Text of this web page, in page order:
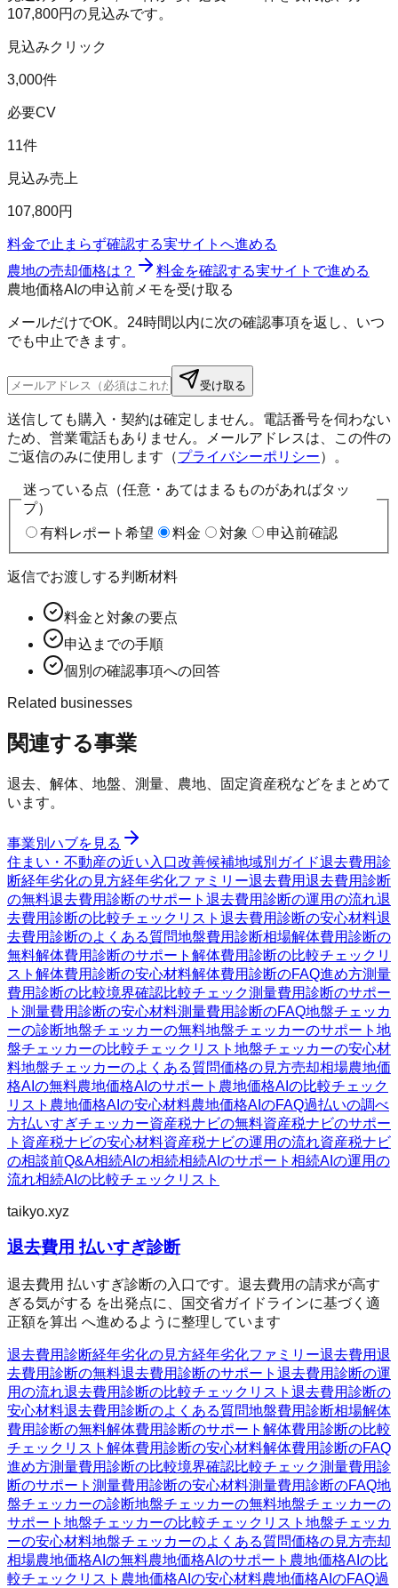
107,800円の見込みです。
見込みクリック
3,000件
必要CV
11件
見込み売上
107,800円
料金で止まらず確認する実サイトへ進める
農地の売却価格は？
料金を確認する実サイトで進める
農地価格AIの申込前メモを受け取る
メールだけでOK。24時間以内に次の確認事項を返し、いつ
でも中止できます。
受け取る
送信しても購入・契約は確定しません。電話番号を伺わない
ため、営業電話もありません。メールアドレスは、この件の
ご返信のみに使用します（プライバシーポリシー）。
迷っている点（任意・あてはまるものがあればタッ
プ）
有料レポート希望
料金 対象 申込前確認
返信でお渡しする判断材料
料金と対象の要点
申込までの手順
個別の確認事項への回答
Related businesses
関連する事業
退去、解体、地盤、測量、農地、固定資産税などをまとめて
います。
事業別ハブを見る
住まい・不動産の近い入口改善候補地域別ガイド退去費用診
断経年劣化の見方経年劣化ファミリー退去費用退去費用診断
の無料退去費用診断のサポート 退去費用診断の運用の流れ退
去費用診断の比較チェックリスト 退去費用診断の安心材料退
去費用診断のよくある質問地盤費用診断相場解体費用診断の
無料解体費用診断のサポート 解体費用診断の比較チェックリ
スト 解体費用診断の安心材料解体費用診断のFAQ進め方測量
費用診断の比較境界確認比較チェック測量費用診断のサポー
ト 測量費用診断の安心材料測量費用診断のFAQ地盤チェッカ
ーの診断地盤チェッカーの無料地盤チェッカーのサポート 地
盤チェッカーの比較チェックリスト 地盤チェッカーの安心材
料地盤チェッカーのよくある質問価格の見方売却相場農地価
格AIの無料農地価格AIのサポート 農地価格AIの比較チェック
リスト 農地価格AIの安心材料農地価格AIのFAQ過払いの調べ
方払いすぎチェッカー資産税ナビの無料資産税ナビのサポー
ト 資産税ナビの安心材料資産税ナビの運用の流れ資産税ナビ
の相談前Q&A相続AIの相続相続AIのサポート 相続AIの運用の
流れ相続AIの比較チェックリスト
taikyo.xyz
退去費用 払いすぎ診断
退去費用 払いすぎ診断の入口です。退去費用の請求が高す
ぎる気がする を出発点に、国交省ガイドラインに基づく適
正額を算出 へ進めるように整理しています
退去費用診断経年劣化の見方経年劣化ファミリー退去費用退
去費用診断の無料退去費用診断のサポート 退去費用診断の運
用の流れ退去費用診断の比較チェックリスト 退去費用診断の
安心材料退去費用診断のよくある質問地盤費用診断相場解体
費用診断の無料解体費用診断のサポート 解体費用診断の比較
チェックリスト 解体費用診断の安心材料解体費用診断のFAQ
進め方測量費用診断の比較境界確認比較チェック測量費用診
断のサポート 測量費用診断の安心材料測量費用診断のFAQ地
盤チェッカーの診断地盤チェッカーの無料地盤チェッカーの
サポート 地盤チェッカーの比較チェックリスト 地盤チェッカ
ーの安心材料地盤チェッカーのよくある質問価格の見方売却
相場農地価格AIの無料農地価格AIのサポート 農地価格AIの比
較チェックリスト 農地価格AIの安心材料農地価格AIのFAQ過